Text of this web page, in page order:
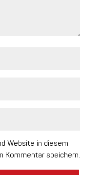
Website in diesem
Kommentar speichern.